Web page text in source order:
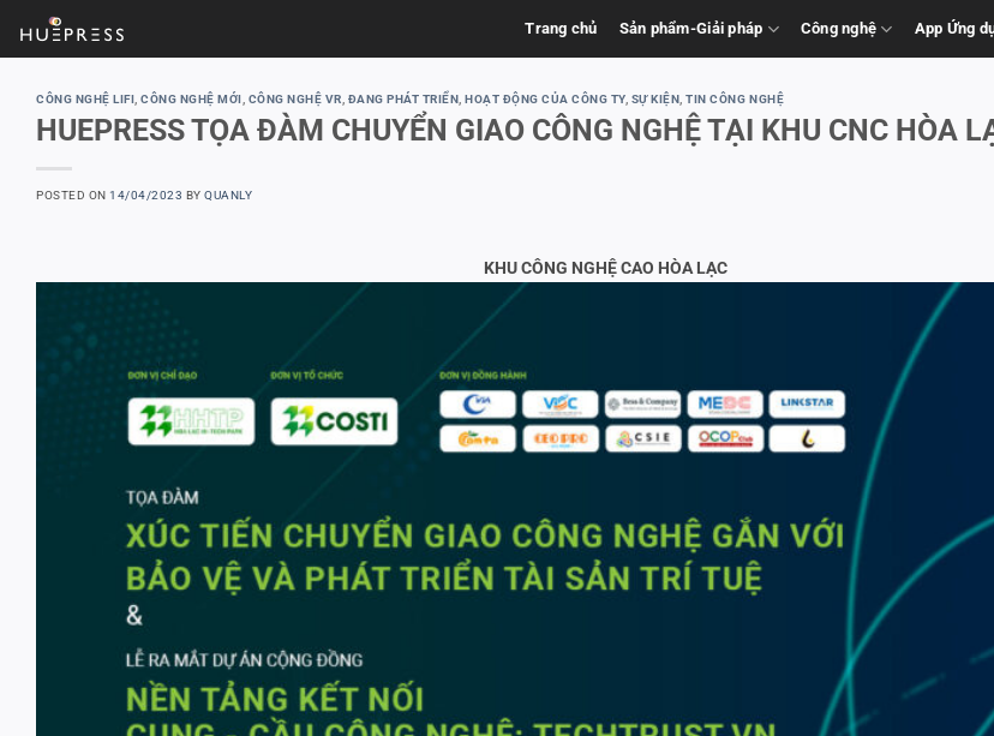
Trang chủ Sản phẩm-Giải pháp Công nghệ App Ứng
CÔNG NGHỆ LIFI ,CÔNG NGHỆ MỚI CÔNG NGHỆ VR ĐANG PHÁT TRIỂN ,HOẠT ĐỘNG CỦA CÔNG TY, SỰ KIỆN ,TIN CÔNG NGHỆ
HUEPRESS TỌA ĐÀM CHUYỂN GIAO CÔNG NGHỆ TẠI KHU CNC HÒA
POSTED ON14/04/2023 BYQUANLY
KHU CÔNG NGHỆ CAO HÒA LẠC